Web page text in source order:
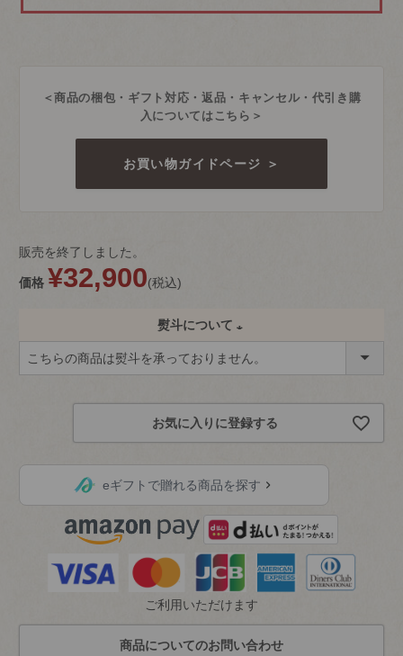
＜商品の梱包・ギフト対応・返品・キャンセル・代引き購
入についてはこちら＞
お買い物ガイドページ ＞
販売を終了しました。
価格 ¥32,900 税込
熨斗について
(
お気に入りに登録する
eギフトで贈れる商品を探す
ご利用いただけます